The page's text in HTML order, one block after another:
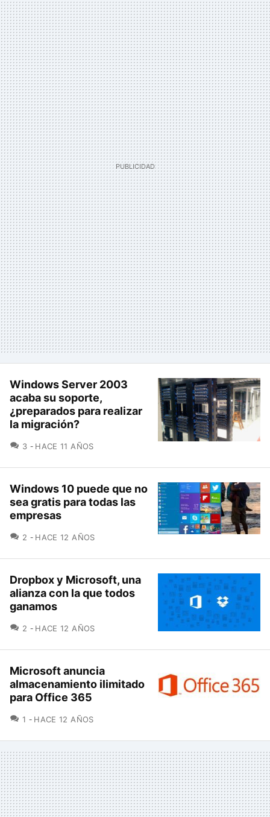
Windows Server 2003
acaba su soporte,
¿preparados para realizar
la migración?
3 COMENTARIOS
HACE 11 AÑOS
Windows 10 puede que no
sea gratis para todas las
empresas
2 COMENTARIOS
HACE 12 AÑOS
Dropbox y Microsoft, una
alianza con la que todos
ganamos
2 COMENTARIOS
HACE 12 AÑOS
Microsoft anuncia
almacenamiento ilimitado
para Office 365
1 COMENTARIOS
HACE 12 AÑOS